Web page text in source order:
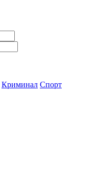
Криминал Спорт